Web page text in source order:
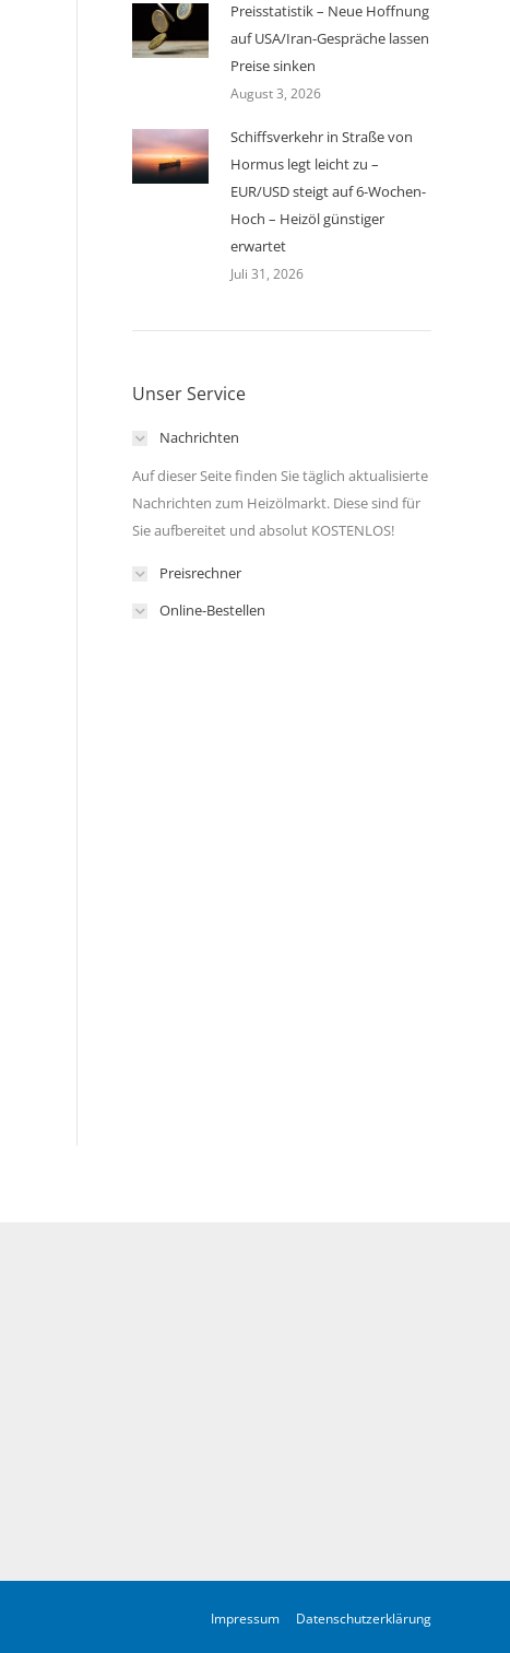
Preisstatistik – Neue Hoffnung
auf USA/Iran-Gespräche lassen
Preise sinken
August 3, 2026
Schiffsverkehr in Straße von
Hormus legt leicht zu –
EUR/USD steigt auf 6-Wochen-
Hoch – Heizöl günstiger
erwartet
Juli 31, 2026
Unser Service
Nachrichten
Auf dieser Seite finden Sie täglich aktualisierte
Nachrichten zum Heizölmarkt. Diese sind für
Sie aufbereitet und absolut KOSTENLOS!
Preisrechner
Online-Bestellen
Impressum Datenschutzerklärung